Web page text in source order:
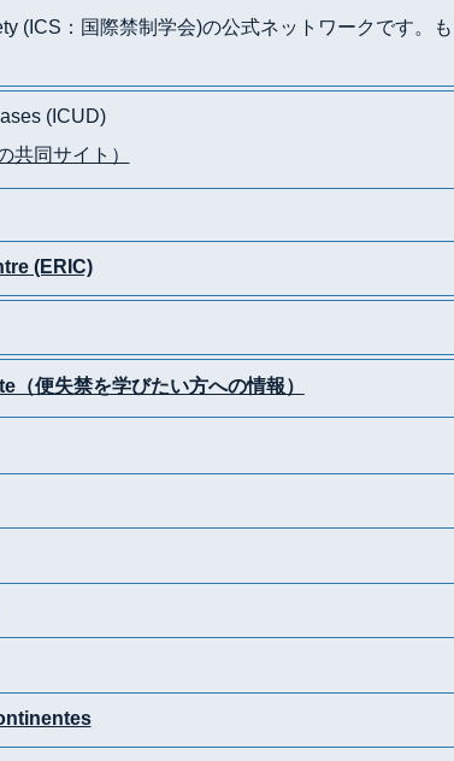
(ICS：国際禁制学会)の公式ネットワークです。
(ICUD)
共同サイト）
(ERIC)
便失禁を学びたい方への情報）